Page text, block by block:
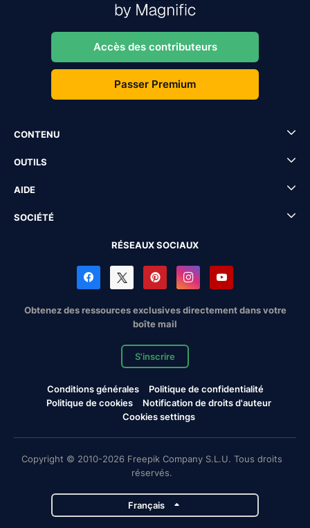
Accès des contributeurs
Passer Premium
CONTENU
OUTILS
AIDE
SOCIÉTÉ
RÉSEAUX SOCIAUX
Obtenez des ressources exclusives directement dans votre
boîte mail
S'inscrire
Conditions générales
Politique de confidentialité
Politique de cookies
Notification de droits d'auteur
Cookies settings
Copyright © 2010-2026 Freepik Company S.L.U. Tous droits
réservés.
Français